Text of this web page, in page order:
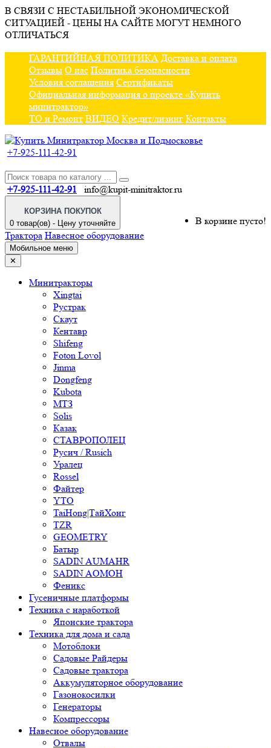
В СВЯЗИ С НЕСТАБИЛЬНОЙ ЭКОНОМИЧЕСКОЙ
СИТУАЦИЕЙ - ЦЕНЫ НА САЙТЕ МОГУТ НЕМНОГО
ОТЛИЧАТЬСЯ
ГАРАНТИЙНАЯ ПОЛИТИКА Доставка и оплата
Отзывы О нас Политика безопасности
Условия соглашения Сертификаты
Официальная информация о проекте «Купить
минитрактор»
ТО и Ремонт ВИДЕО Кредит/лизинг Контакты
+7-925-111-42-91
+7-925-111-42-91 info@kupit-minitraktor.ru
КОРЗИНА ПОКУПОК
0 товар(ов) - Цену уточняйте
В корзине пусто!
Трактора Навесное оборудование
Мобильное меню
✕
Минитракторы
Xingtai
Рустрак
Скаут
Кентавр
Shifeng
Foton Lovol
Jinma
Dongfeng
Kubota
МТЗ
Solis
Казак
СТАВРОПОЛЕЦ
Русич / Rusich
Уралец
Rossel
Файтер
YTO
TaiHong|ТайХонг
TZR
GEOMETRY
Батыр
SADIN AUMAHR
SADIN AOMOH
Феникс
Гусеничные платформы
Техника с наработкой
Японские трактора
Техника для дома и сада
Мотоблоки
Садовые Райдеры
Садовые трактора
Аккумуляторное оборудование
Газонокосилки
Генераторы
Компрессоры
Навесное оборудование
Отвалы